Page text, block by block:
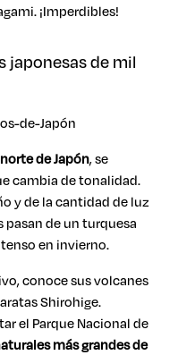
¡Imperdibles!
japonesas de mil
de Japón, se
cambia de tonalidad.
y de la cantidad de luz
pasan de un turquesa
en invierno.
conoce sus volcanes
Shirohige.
el Parque Nacional de
más grandes de